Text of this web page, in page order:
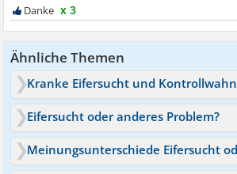
x 3
Ähnliche Themen
Kranke Eifersucht und Kontrollwahn
Eifersucht oder anderes Problem?